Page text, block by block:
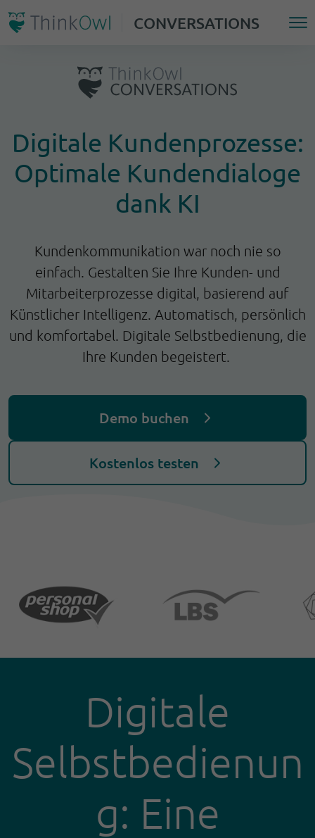
CONVERSATIONS
Digitale Kundenprozesse:
Optimale Kundendialoge
dank KI
Kundenkommunikation war noch nie so
einfach. Gestalten Sie Ihre Kunden- und
Mitarbeiterprozesse digital, basierend auf
Künstlicher Intelligenz. Automatisch, persönlich
und komfortabel. Digitale Selbstbedienung, die
Ihre Kunden begeistert.
Demo buchen
Kostenlos testen
Digitale
Selbstbedienun
g: Eine